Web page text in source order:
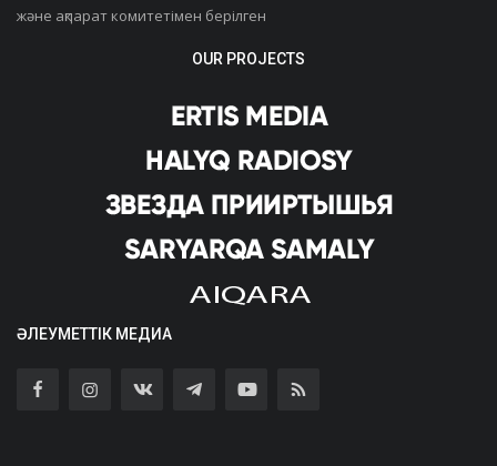
және ақпарат комитетімен берілген
OUR PROJECTS
ӘЛЕУМЕТТІК МЕДИА